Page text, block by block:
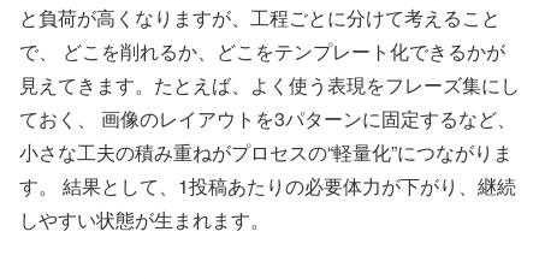
と負荷が高くなりますが、工程ごとに分けて考えること
で、 どこを削れるか、どこをテンプレート化できるかが
見えてきます。たとえば、よく使う表現をフレーズ集にし
ておく、 画像のレイアウトを3パターンに固定するなど、
小さな工夫の積み重ねがプロセスの“軽量化”につながりま
す。 結果として、1投稿あたりの必要体力が下がり、継続
しやすい状態が生まれます。